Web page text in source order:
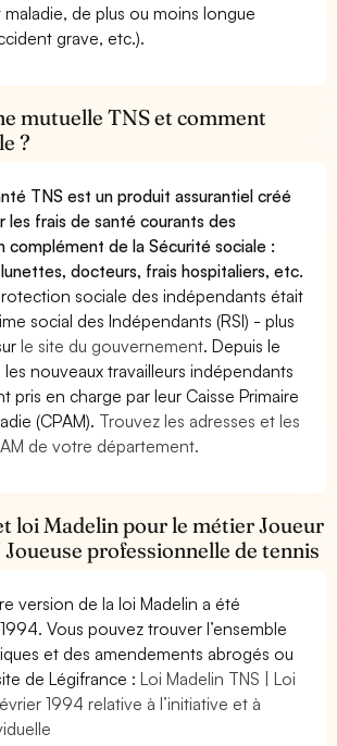
maladie, de plus ou moins longue
grave, etc.).
mutuelle TNS et comment
?
TNS est un produit assurantiel créé
les frais de santé courants des
complément de la Sécurité sociale :
docteurs, frais hospitaliers, etc.
sociale des indépendants était
social des Indépendants (RSI) - plus
le site du gouvernement. Depuis le
les nouveaux travailleurs indépendants
pris en charge par leur Caisse Primaire
(CPAM). Trouvez les adresses et les
de votre département.
loi Madelin pour le métier Joueur
professionnelle de tennis
version de la loi Madelin a été
Vous pouvez trouver l’ensemble
et des amendements abrogés ou
de Légifrance :Loi Madelin TNS | Loi
1994 relative à l’initiative et à